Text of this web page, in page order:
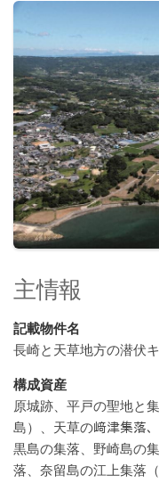
主情報
記載物件名
長崎と天草地方の潜伏
構成資産
原城跡、平戸の聖地と
島）、天草の﨑津集落
黒島の集落、野崎島の
落、奈留島の江上集落